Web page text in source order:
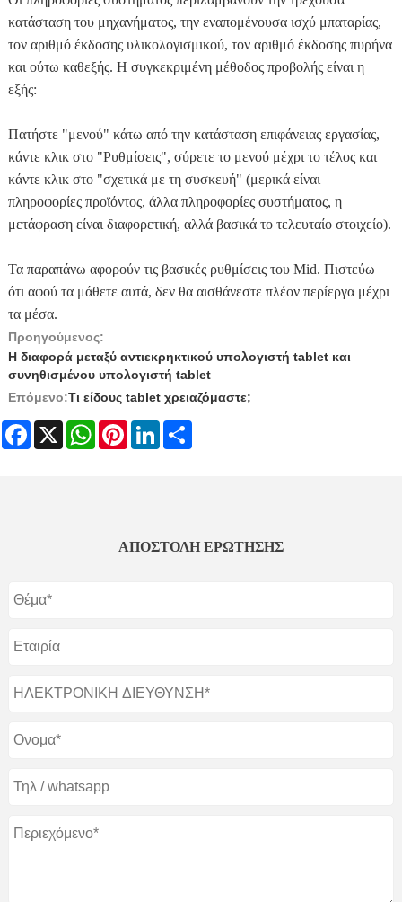
κατάσταση του μηχανήματος, την εναπομένουσα ισχύ μπαταρίας,
τον αριθμό έκδοσης υλικολογισμικού, τον αριθμό έκδοσης πυρήνα
και ούτω καθεξής. Η συγκεκριμένη μέθοδος προβολής είναι η
εξής:
Πατήστε "μενού" κάτω από την κατάσταση επιφάνειας εργασίας,
κάντε κλικ στο "Ρυθμίσεις", σύρετε το μενού μέχρι το τέλος και
κάντε κλικ στο "σχετικά με τη συσκευή" (μερικά είναι
πληροφορίες προϊόντος, άλλα πληροφορίες συστήματος, η
μετάφραση είναι διαφορετική, αλλά βασικά το τελευταίο στοιχείο).
Τα παραπάνω αφορούν τις βασικές ρυθμίσεις του Mid. Πιστεύω
ότι αφού τα μάθετε αυτά, δεν θα αισθάνεστε πλέον περίεργα μέχρι
τα μέσα.
Προηγούμενος:
Η διαφορά μεταξύ αντιεκρηκτικού υπολογιστή tablet και
συνηθισμένου υπολογιστή tablet
Επόμενο:Τι είδους tablet χρειαζόμαστε;
Facebook
X WhatsApp
PinterestLinkedIn
ΑΠΟΣΤΟΛΉ ΕΡΏΤΗΣΗΣ